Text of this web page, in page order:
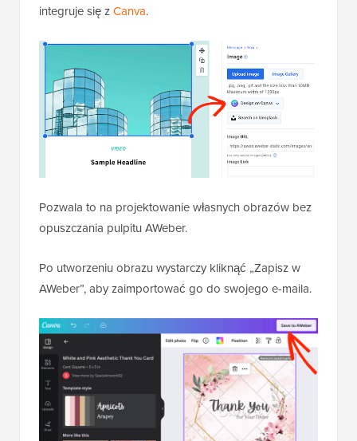
integruje się zCanva.
Pozwala to na projektowanie własnych obrazów bez
opuszczania pulpitu AWeber.
Po utworzeniu obrazu wystarczy kliknąć „Zapisz w
AWeber”, aby zaimportować go do swojego e-maila.